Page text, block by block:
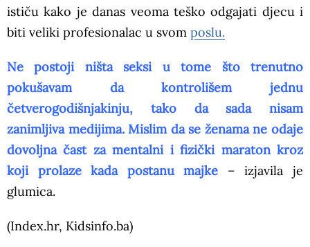
ističu kako je danas veoma teško odgajati djecu i
biti veliki profesionalac u svom poslu.
Ne postoji ništa seksi u tome što trenutno
pokušavam da kontrolišem jednu
četverogodišnjakinju, tako da sada nisam
zanimljiva medijima. Mislim da se ženama ne odaje
dovoljna čast za mentalni i fizički maraton kroz
koji prolaze kada postanu majke – izjavila je
glumica.
(Index.hr, Kidsinfo.ba)